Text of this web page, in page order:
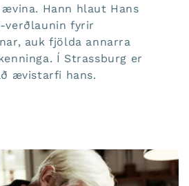
Hann hlaut Hans
verðlaunin fyrir
auk fjölda annarra
Í Strassburg er
ævistarfi hans.